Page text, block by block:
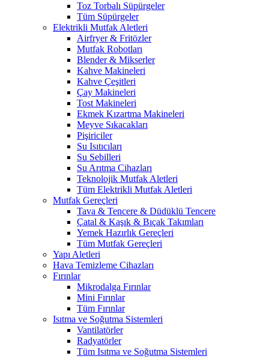
Toz Torbalı Süpürgeler
Tüm Süpürgeler
Elektrikli Mutfak Aletleri
Airfryer & Fritözler
Mutfak Robotları
Blender & Mikserler
Kahve Makineleri
Kahve Çeşitleri
Çay Makineleri
Tost Makineleri
Ekmek Kızartma Makineleri
Meyve Sıkacakları
Pişiriciler
Su Isıtıcıları
Su Sebilleri
Su Arıtma Cihazları
Teknolojik Mutfak Aletleri
Tüm Elektrikli Mutfak Aletleri
Mutfak Gereçleri
Tava & Tencere & Düdüklü Tencere
Çatal & Kaşık & Bıçak Takımları
Yemek Hazırlık Gereçleri
Tüm Mutfak Gereçleri
Yapı Aletleri
Hava Temizleme Cihazları
Fırınlar
Mikrodalga Fırınlar
Mini Fırınlar
Tüm Fırınlar
Isıtma ve Soğutma Sistemleri
Vantilatörler
Radyatörler
Tüm Isıtma ve Soğutma Sistemleri